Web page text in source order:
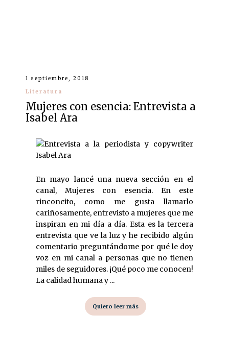
1 septiembre, 2018
Literatura
Mujeres con esencia: Entrevista a
Isabel Ara
En mayo lancé una nueva sección en el
canal, Mujeres con esencia. En este
rinconcito, como me gusta llamarlo
cariñosamente, entrevisto a mujeres que me
inspiran en mi día a día. Esta es la tercera
entrevista que ve la luz y he recibido algún
comentario preguntándome por qué le doy
voz en mi canal a personas que no tienen
miles de seguidores. ¡Qué poco me conocen!
La calidad humana y ...
Quiero leer más